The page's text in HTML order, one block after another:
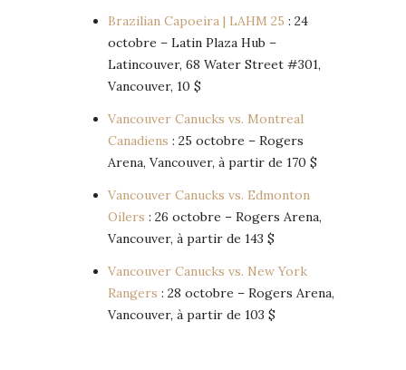
Brazilian Capoeira | LAHM 25 : 24
octobre – Latin Plaza Hub –
Latincouver, 68 Water Street #301,
Vancouver, 10 $
Vancouver Canucks vs. Montreal
Canadiens : 25 octobre – Rogers
Arena, Vancouver, à partir de 170 $
Vancouver Canucks vs. Edmonton
Oilers : 26 octobre – Rogers Arena,
Vancouver, à partir de 143 $
Vancouver Canucks vs. New York
Rangers : 28 octobre – Rogers Arena,
Vancouver, à partir de 103 $